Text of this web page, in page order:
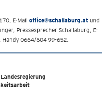
E-Mail office@schallaburg.at und
Pressesprecher Schallaburg, E-
, Handy 0664/604 99-652.